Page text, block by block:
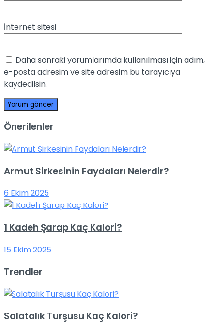
İnternet sitesi
Daha sonraki yorumlarımda kullanılması için adım,
e-posta adresim ve site adresim bu tarayıcıya
kaydedilsin.
Önerilenler
Armut Sirkesinin Faydaları Nelerdir?
6 Ekim 2025
1 Kadeh Şarap Kaç Kalori?
15 Ekim 2025
Trendler
Salatalık Turşusu Kaç Kalori?